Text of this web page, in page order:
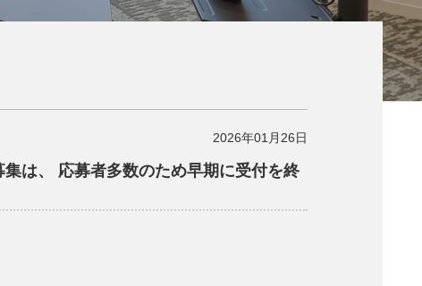
2026年01月26日
は、 応募者多数のため早期に受付を終